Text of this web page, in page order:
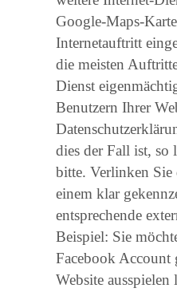
Google-Maps-
Internetauftritt
die meisten
Dienst
Benutzern Ihrer
dies der Fall ist, so
bitte. Verlinken Sie
einem klar
entsprechende
Beispiel: Sie
Facebook Account
Website ausspielen